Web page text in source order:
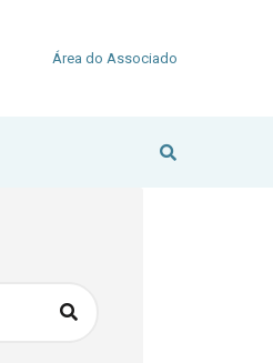
Área do Associado